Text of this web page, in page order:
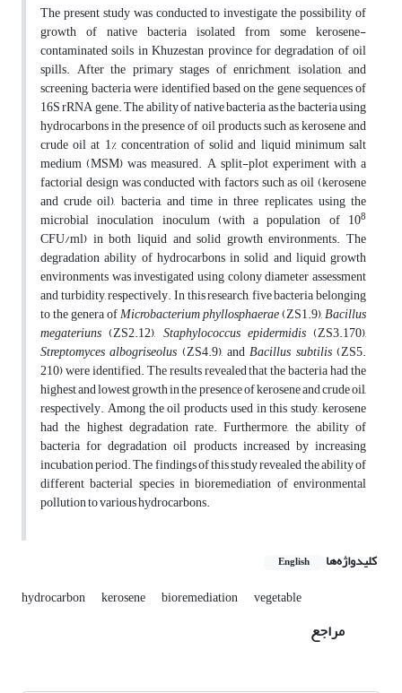
The present study was conducted to investigate the possibility of
growth of native bacteria isolated from some kerosene-
contaminated soils in Khuzestan province for degradation of oil
spills. After the primary stages of enrichment, isolation, and
screening, bacteria were identified based on the gene sequences of
16S rRNA gene. The ability of native bacteria as the bacteria using
hydrocarbons in the presence of oil products such as kerosene and
crude oil at 1% concentration of solid and liquid minimum salt
medium (MSM) was measured. A split-plot experiment with a
factorial design was conducted with factors such as oil (kerosene
and crude oil), bacteria, and time in three replicates, using the
microbial inoculation inoculum (with a population of 108
CFU/ml) in both liquid and solid growth environments. The
degradation ability of hydrocarbons in solid and liquid growth
environments was investigated using colony diameter assessment
and turbidity, respectively. In this research, five bacteria belonging
to the genera ofMicrobacterium phyllosphaerae(ZS1.9),Bacillus
megateriuns (ZS2.12), Staphylococcus epidermidis(ZS3.170),
Streptomyces albogriseolus (ZS4.9), andBacillus subtilis(ZS5.
210) were identified. The results revealed that the bacteria had the
highest and lowest growth in the presence of kerosene and crude oil,
respectively. Among the oil products used in this study, kerosene
had the highest degradation rate. Furthermore, the ability of
bacteria for degradation oil products increased by increasing
incubation period. The findings of this study revealed the ability of
different bacterial species in bioremediation of environmental
pollution to various hydrocarbons.
کلیدواژه‌ها English
hydrocarbon kerosene bioremediation vegetable
مراجع